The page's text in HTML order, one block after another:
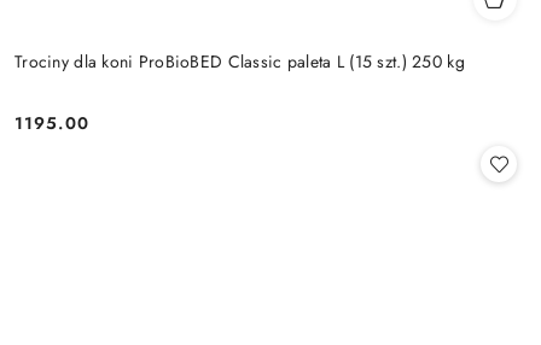
Trociny dla koni ProBioBED Classic paleta L (15 szt.) 250 kg
Cena:
1195.00